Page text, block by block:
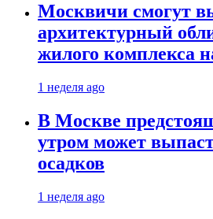
Москвичи смогут
архитектурный
жилого комплекса
1 неделя ago
В Москве
утром может
осадков
1 неделя ago